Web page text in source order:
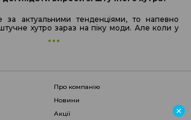
актуальними тенденціями, то напевно
хутро зараз на піку моди. Але коли у
про компанію
новини
акції